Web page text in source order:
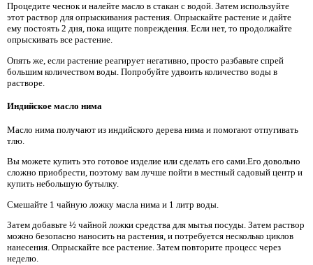
Процедите чеснок и налейте масло в стакан с водой. Затем используйте
этот раствор для опрыскивания растения. Опрыскайте растение и дайте
ему постоять 2 дня, пока ищите повреждения. Если нет, то продолжайте
опрыскивать все растение.
Опять же, если растение реагирует негативно, просто разбавьте спрей
большим количеством воды. Попробуйте удвоить количество воды в
растворе.
Индийское масло нима
Масло нима получают из индийского дерева нима и помогают отпугивать
тлю.
Вы можете купить это готовое изделие или сделать его сами.Его довольно
сложно приобрести, поэтому вам лучше пойти в местный садовый центр и
купить небольшую бутылку.
Смешайте 1 чайную ложку масла нима и 1 литр воды.
Затем добавьте ½ чайной ложки средства для мытья посуды. Затем раствор
можно безопасно наносить на растения, и потребуется несколько циклов
нанесения. Опрыскайте все растение. Затем повторите процесс через
неделю.